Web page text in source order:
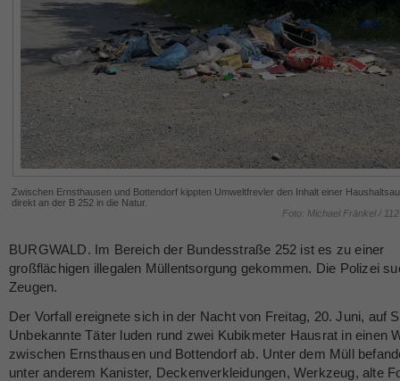
Zwischen Ernsthausen und Bottendorf kippten Umweltfrevler den Inhalt einer
direkt an der B 252 in die Natur.
Foto: Michael Fränkel /
BURGWALD. Im Bereich der Bundesstraße 252 ist es zu einer
großflächigen illegalen Müllentsorgung gekommen. Die Polizei
Zeugen.
Der Vorfall ereignete sich in der Nacht von Freitag, 20. Juni, auf
Unbekannte Täter luden rund zwei Kubikmeter Hausrat in einen
zwischen Ernsthausen und Bottendorf ab. Unter dem Müll
unter anderem Kanister, Deckenverkleidungen, Werkzeug, alte